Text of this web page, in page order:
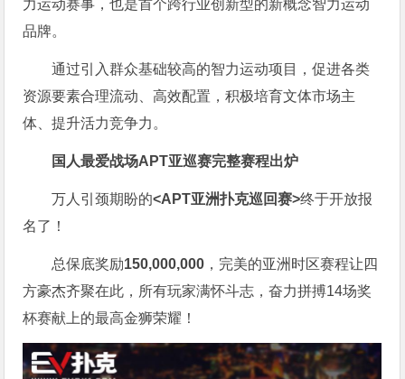
力运动赛事，也是首个跨行业创新型的新概念智力运动
品牌。
通过引入群众基础较高的智力运动项目，促进各类
资源要素合理流动、高效配置，积极培育文体市场主
体、提升活力竞争力。
国人最爱战场APT亚巡赛完整赛程出炉
万人引颈期盼的<APT亚洲扑克巡回赛>终于开放报
名了！
总保底奖励150,000,000 ，完美的亚洲时区赛程让四
方豪杰齐聚在此，所有玩家满怀斗志，奋力拼搏14场奖
杯赛献上的最高金狮荣耀！